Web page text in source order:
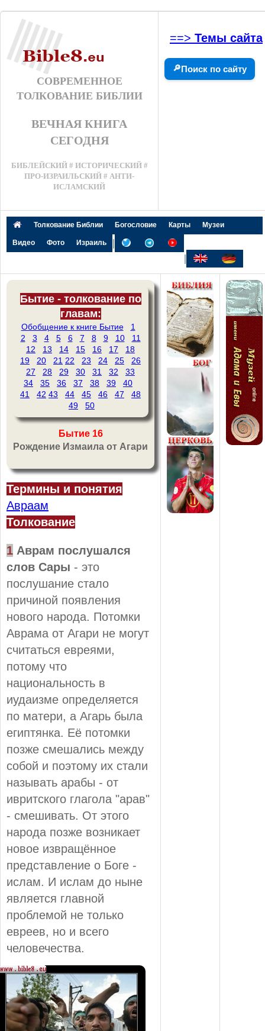
СОВРЕМЕННОЕ
ТОЛКОВАНИЕ БИБЛИИ
ВЕЧНАЯ КНИГА
СЕГОДНЯ
БИБЛЕЙСКИЙ # ИСТОРИЧЕСКИЙ #
ПРО-ИЗРАИЛЬСКИЙ # АНТИ-
ИСЛАМСКИЙ
==> Темы сайта
🔎Поиск по сайту
Толкование Библии Богословие Карты Музеи
Видео Фото Израиль
|
|
Бытие - толкование по
главам:
Обобщение к книге Бытие
1
2
3 4 5 6 7 8 9 10
11
12
13 14 15 16 17
18
19
20 21 22 23 24 25
26
27
28 29 30 31 32
33
34
35 36 37 38 39
40
41
42 43 44 45 46 47
48
49
50
Бытие 16
Рождение Измаила от Агари
Термины и понятия
Авраам
Толкование
1 Аврам послушался
слов Сары - это
послушание стало
причиной появления
нового народа. Потомки
Аврама от Агари не могут
считаться евреями,
потому что
национальность в
иудаизме определяется
по матери, а Агарь была
египтянка. Её потомки
позже смешались между
собой и поэтому их стали
называть арабы - от
ивритского глагола "арав"
- смешивать. От этого
народа позже возникает
новое извращённое
представление о Боге -
ислам. И ислам до ныне
является главной
проблемой не только
евреев, но и всего
человечества.